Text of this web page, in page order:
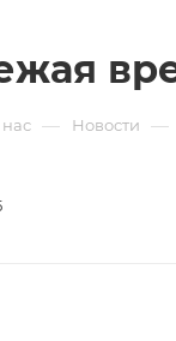
— Новости —